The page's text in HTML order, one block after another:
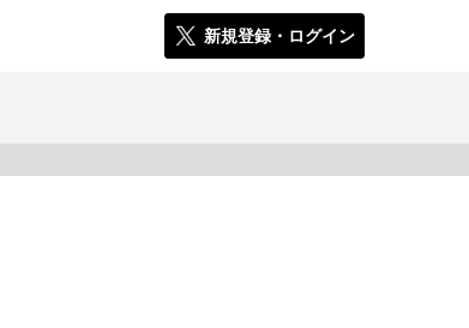
新規登録・ログイン